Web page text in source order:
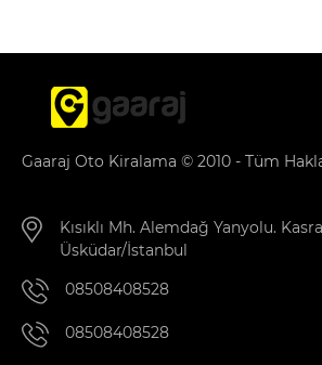
Gaaraj Oto Kiralama © 2010 - Tüm
Kısıklı Mh. Alemdağ Yanyolu.
Üsküdar/İstanbul
08508408528
08508408528